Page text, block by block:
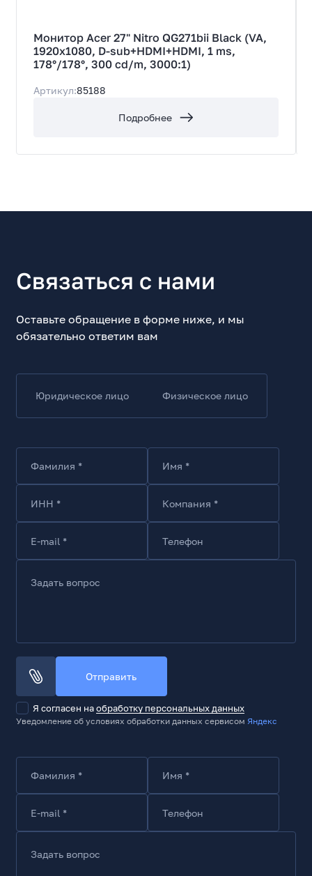
Поверхность экрана
Антибликовая
Нет
Макс. разрешение экрана
Макс. разрешение HD
596.73
335.66
Яркость максимальная, кд/кв.м
Контрастность
Количество цветов, млн
16.7
Угол обзора по горизонтали, град.
178
Угол обзора по вертикали, град.
178
Время отклика (Gray to Gray), мс
Поддержка HDR
Да
Поддерживаемые стандарты HDR
HDR10
Да
AMD FreeSync
Да
Монитор Acer 27" Nitro QG271bii Black (VA,
1920x1080, D-sub+HDMI+HDMI, 1 ms,
178°/178°, 300 cd/m, 3000:1)
Артикул:85188
Подробнее
Связаться с нами
Оставьте обращение в форме ниже, и мы
обязательно ответим вам
Юридическое лицо Физическое лицо
Фамилия * Имя *
ИНН * Компания *
E-mail * Телефон
Задать вопрос
Отправить
Я согласен наобработку персональных данных
Уведомление об условиях обработки данных сервисом Яндекс
Фамилия * Имя *
E-mail * Телефон
Задать вопрос